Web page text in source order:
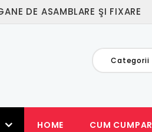
DE ASAMBLARE ŞI FIXARE
Categorii
HOME CUM CUMPAR